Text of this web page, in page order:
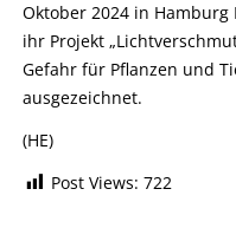
Oktober 2024 in
ihr Projekt
Gefahr für Pflanzen und
ausgezeichnet.
(HE)
Post Views: 722